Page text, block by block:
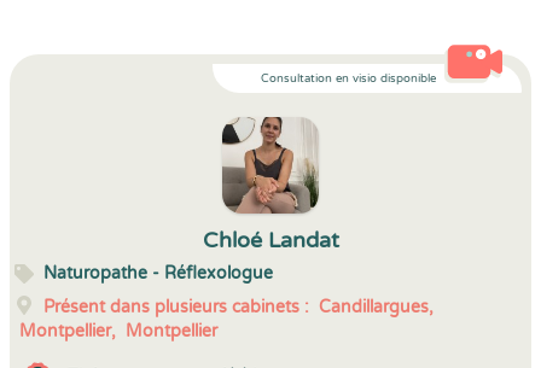
Consultation en visio disponible
Chloé Landat
Naturopathe - Réflexologue
Présent dans plusieurs cabinets : Candillargues,
Montpellier, Montpellier